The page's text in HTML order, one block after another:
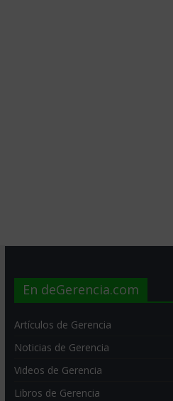
En deGerencia.com
Artículos de Gerencia
Noticias de Gerencia
Videos de Gerencia
Libros de Gerencia